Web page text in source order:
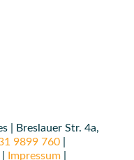
| Breslauer Str. 4a,
9899 760|
Impressum